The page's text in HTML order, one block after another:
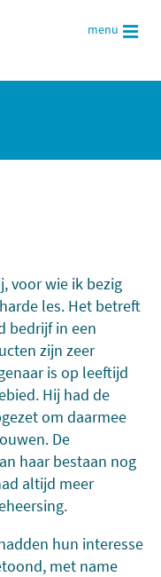
menu
voor wie ik bezig
les. Het betreft
bedrijf in een
zijn zeer
is op leeftijd
Hij had de
om daarmee
De
haar bestaan nog
altijd meer
hun interesse
met name